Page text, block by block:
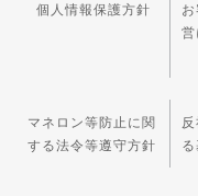
個人情報保護方針
マネロン等防止に関
する法令等遵守方針